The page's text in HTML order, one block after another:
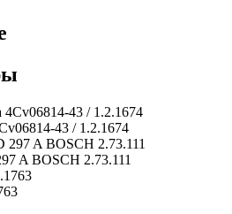
43 / 1.2.1674
A BOSCH 2.73.111